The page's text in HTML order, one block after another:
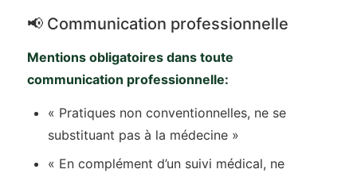
📢 Communication professionnelle
Mentions obligatoires dans toute
communication professionnelle:
« Pratiques non conventionnelles, ne se
substituant pas à la médecine »
« En complément d’un suivi médical, ne